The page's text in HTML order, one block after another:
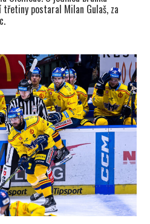
postaral Milan Gulaš, za